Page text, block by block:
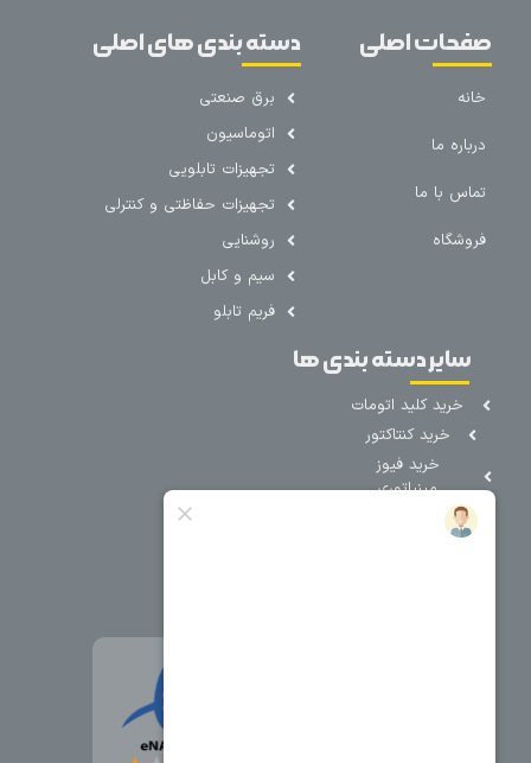
صفحات اصلی
خانه
درباره ما
تماس با ما
فروشگاه
دسته بندی های اصلی
برق صنعتی
اتوماسیون
تجهیزات تابلویی
تجهیزات حفاظتی و کنترلی
روشنایی
سیم و کابل
فریم تابلو
سایر دسته بندی ها
خرید کلید اتومات
خرید کنتاکتور
خرید فیوز
مینیاتوری
خرید میکرو